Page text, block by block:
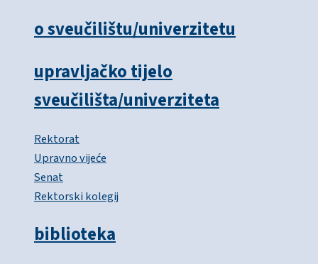
o sveučilištu/univerzitetu
upravljačko tijelo
sveučilišta/univerziteta
Rektorat
Upravno vijeće
Senat
Rektorski kolegij
biblioteka